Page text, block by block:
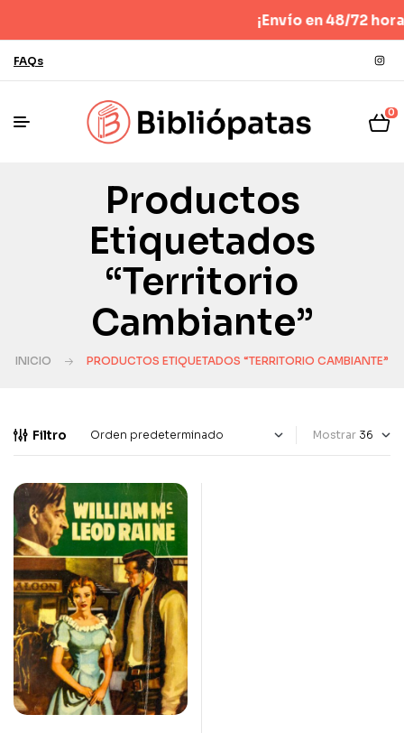
¡Envío en 48/72
FAQs
0
Productos
Etiquetados
“territorio
Cambiante”
INICIO PRODUCTOS ETIQUETADOS “TERRITORIO CAMBIANTE”
Filtro Mostrar